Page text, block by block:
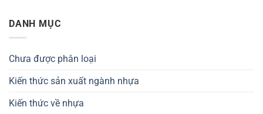
DANH MỤC
Chưa được phân loại
Kiến thức sản xuất ngành nhựa
Kiến thức về nhựa